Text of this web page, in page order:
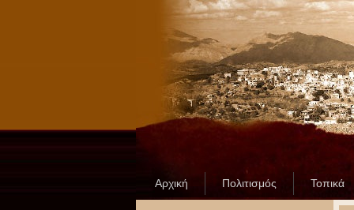
Αρχική Πολιτισμός Τοπικά